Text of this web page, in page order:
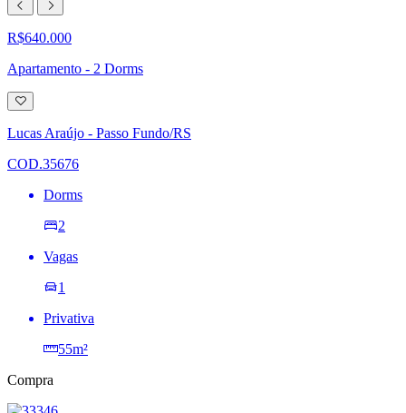
R$640.000
Apartamento - 2 Dorms
Adicionar
à
lista
de
Lucas Araújo - Passo Fundo/RS
COD.35676
Dorms
2
Vagas
1
Privativa
55m²
Compra